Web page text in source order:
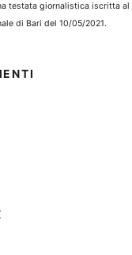
testata giornalistica iscritta al
di Bari del 10/05/2021.